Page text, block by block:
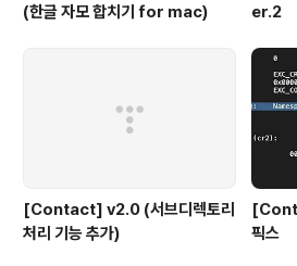
(한글 자모 합치기 for mac)
er.2
[Contact] v2.0 (서브디렉토리
처리 기능 추가)
픽스